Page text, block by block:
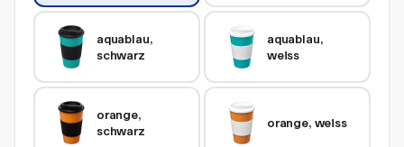
aquablau,
schwarz
aquablau,
weiss
orange,
schwarz
orange, weiss